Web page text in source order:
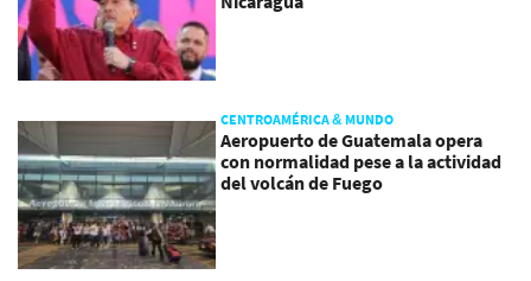
CENTROAMÉRICA & MUNDO
Aeropuerto de Guatemala opera
con normalidad pese a la actividad
del volcán de Fuego